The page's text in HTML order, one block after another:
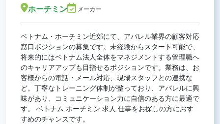
ホーチミン メーカー
ベトナム・ホーチミン近郊にて、アパレル業界の顧客対応
窓口ポジションの募集です。未経験からスタート可能で、
将来的にはベトナム法人全体をマネジメントする管理職へ
のキャリアアップも目指せるポジションです。業務は、お
客様からの電話・メール対応、現場スタッフとの連携な
ど。丁寧なトレーニング体制が整っており、アパレルに興
味があり、コミュニケーション力に自信のある方に最適で
す。 ベトナム ホーチミン 求人 仕事をお探しの方におす
すめのチャンスです。